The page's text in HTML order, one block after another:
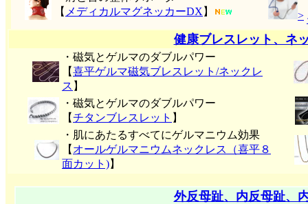
【 メディカルマグネッカーDX 】 >
健康ブレスレット、ネ
・磁気とゲルマのダブルパワー
【喜平ゲルマ磁気ブレスレット/ネックレ
ス 】
・磁気とゲルマのダブルパワー
【チタンブレスレット 】
・肌にあたるすべてにゲルマニウム効果
【 オールゲルマニウムネックレス（喜平８
面カット)】
外反母趾、内反母趾、